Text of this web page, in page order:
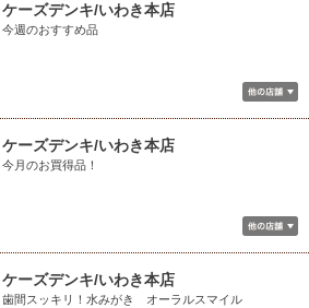
ケーズデンキ/いわき本店
今週のおすすめ品
ケーズデンキ/いわき本店
今月のお買得品！
ケーズデンキ/いわき本店
歯間スッキリ！水みがき オーラルスマイル